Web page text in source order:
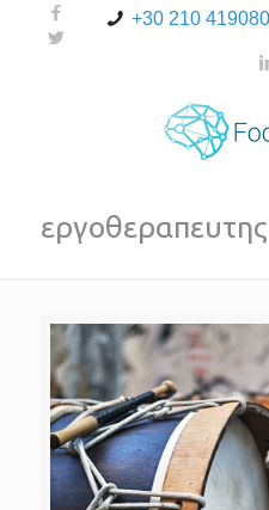
+30 210
εργοθεραπευτης